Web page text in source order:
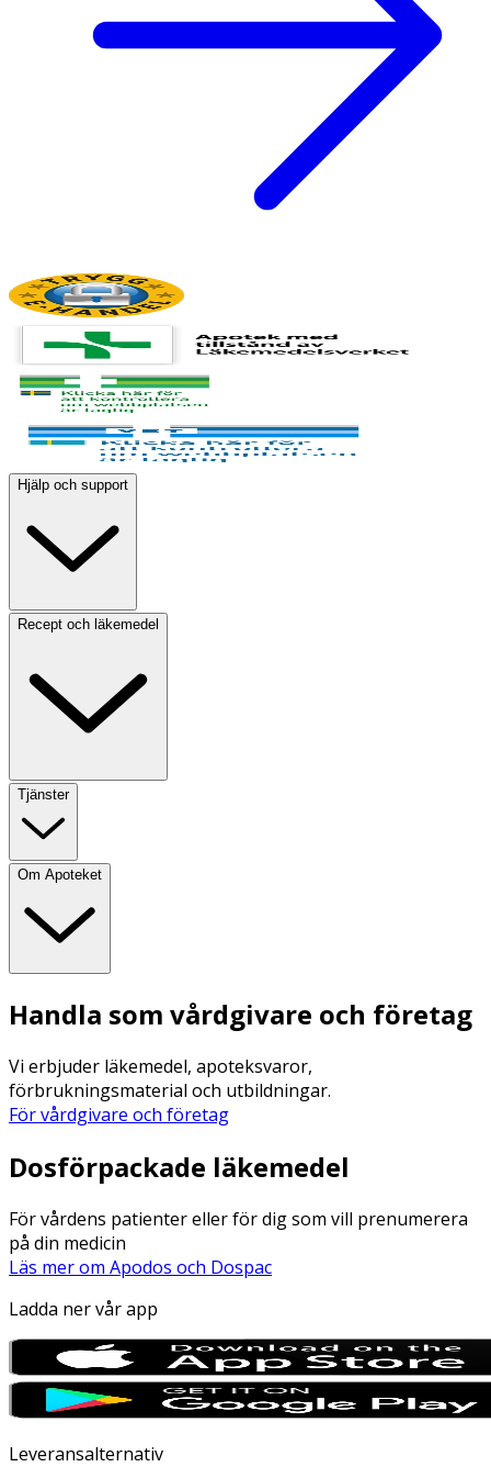
Hjälp och support
Recept och läkemedel
Tjänster
Om Apoteket
Handla som vårdgivare och företag
Vi erbjuder läkemedel, apoteksvaror,
förbrukningsmaterial och utbildningar.
För vårdgivare och företag
Dosförpackade läkemedel
För vårdens patienter eller för dig som vill prenumerera
på din medicin
Läs mer om Apodos och Dospac
Ladda ner vår app
Leveransalternativ